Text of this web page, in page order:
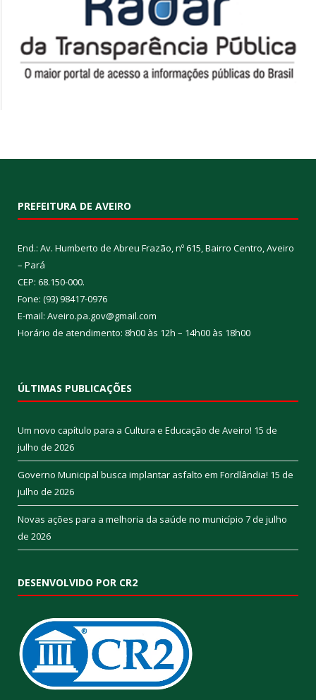
PREFEITURA DE AVEIRO
End.: Av. Humberto de Abreu Frazão, nº 615, Bairro Centro, Aveiro
– Pará
CEP: 68.150-000.
Fone: (93) 98417-0976
E-mail: Aveiro.pa.gov@gmail.com
Horário de atendimento: 8h00 às 12h – 14h00 às 18h00
ÚLTIMAS PUBLICAÇÕES
Um novo capítulo para a Cultura e Educação de Aveiro! 15 de
julho de 2026
Governo Municipal busca implantar asfalto em Fordlândia! 15 de
julho de 2026
Novas ações para a melhoria da saúde no município 7 de julho
de 2026
DESENVOLVIDO POR CR2